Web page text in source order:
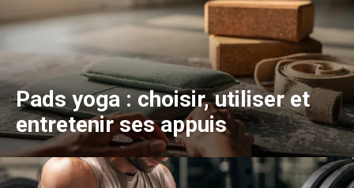
Pads yoga : choisir, utiliser et
entretenir ses appuis